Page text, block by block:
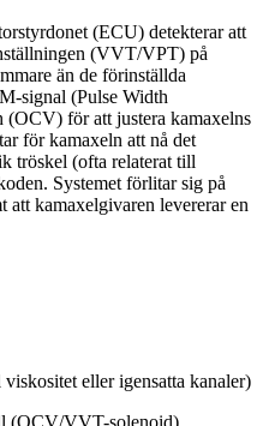
(ECU) detekterar att
(VVT/VPT) på
än de förinställda
signal (Pulse Width
för att justera kamaxelns
för kamaxeln att nå det
tröskel (ofta relaterat till
Systemet förlitar sig på
kamaxelgivaren levererar en
eller igensatta kanaler)
(OCV/VVT-solenoid)